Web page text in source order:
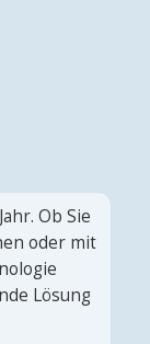
Ob Sie
oder mit
Lösung